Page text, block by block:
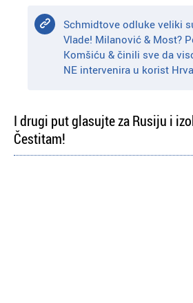
Schmidtove odluke veliki
Vlade! Milanović & Most?
Komšiću & činili sve da
NE intervenira u korist
I drugi put glasujte za Rusiju i
Čestitam!